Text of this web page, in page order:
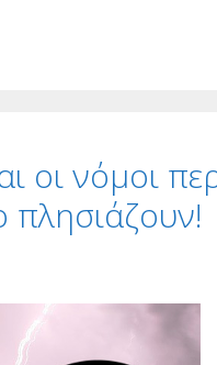
οι νόμοι
πλησιάζουν!